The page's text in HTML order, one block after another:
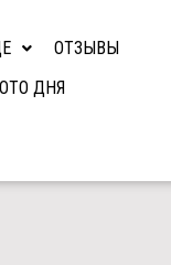
ОТЗЫВЫ
ДНЯ